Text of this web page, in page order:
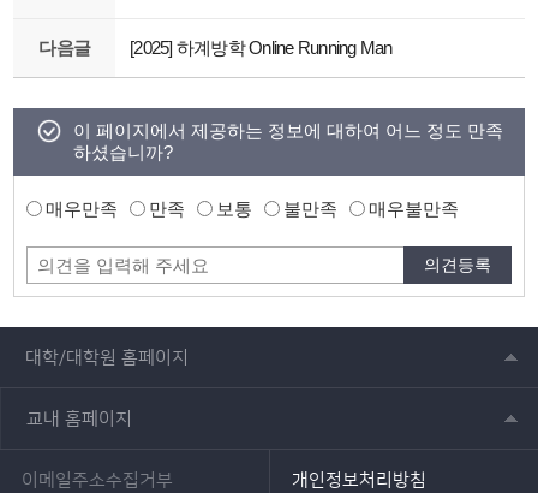
다음글 [2025] 하계방학 Online Running Man
이 페이지에서 제공하는 정보에 대하여 어느 정도 만족
하셨습니까?
매우만족 만족 보통 불만족 매우불만족
대학/대학원 홈페이지
교내 홈페이지
이메일주소수집거부 개인정보처리방침